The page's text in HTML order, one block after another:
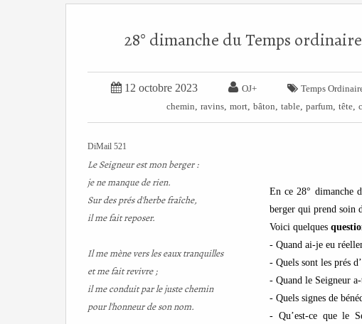
28° dimanche du Temps
 12 octobre 2023  OJ+  Temps
chemin ravins mort bâton table parfum tête
DiMail 521
Le Seigneur est mon berger :
je ne manque de rien.
Sur des prés d'herbe fraîche,
il me fait reposer.
Il me mène vers les eaux tranquilles
et me fait revivre ;
il me conduit par le juste chemin
pour l'honneur de son nom.
En ce 28° dimanche
berger qui prend soin
Voici quelques
- Quand ai-je eu
- Quels sont les prés d’
- Quand le Seigneur
- Quels signes de
- Qu’est-ce que le